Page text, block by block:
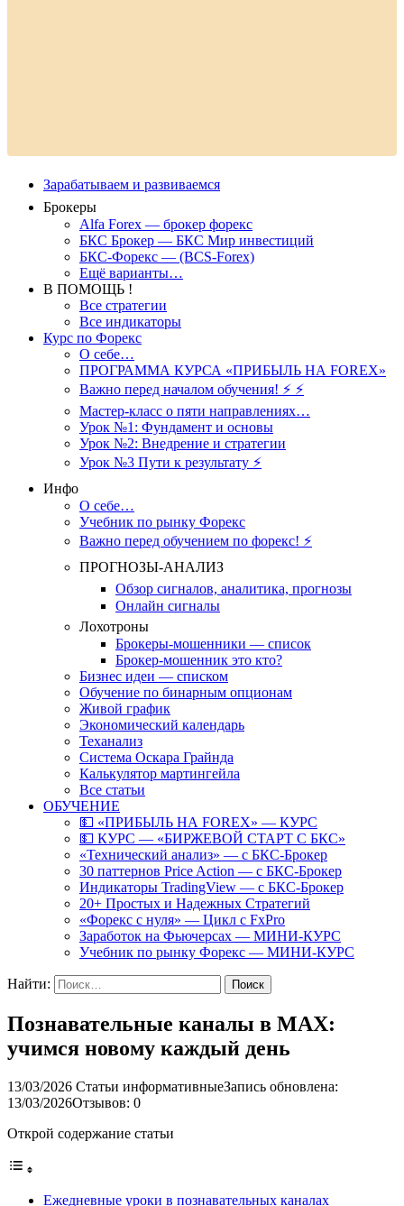
Зарабатываем и развиваемся
Брокеры
Alfa Forex — брокер форекс
БКС Брокер — БКС Мир инвестиций
БКС-Форекс — (BCS-Forex)
Ещё варианты…
В ПОМОЩЬ !
Все стратегии
Все индикаторы
Курс по Форекс
О себе…
ПРОГРАММА КУРСА «ПРИБЫЛЬ НА FOREX»
Важно перед началом обучения! ⚡ ⚡
Мастер-класс о пяти направлениях…
Урок №1: Фундамент и основы
Урок №2: Внедрение и стратегии
Урок №3 Пути к результату ⚡️
Инфо
О себе…
Учебник по рынку Форекс
Важно перед обучением по форекс! ⚡
ПРОГНОЗЫ-АНАЛИЗ
Обзор сигналов, аналитика, прогнозы
Онлайн сигналы
Лохотроны
Брокеры-мошенники — список
Брокер-мошенник это кто?
Бизнес идеи — списком
Обучение по бинарным опционам
Живой график
Экономический календарь
Теханализ
Система Оскара Грайнда
Калькулятор мартингейла
Все статьи
ОБУЧЕНИЕ
💵 «ПРИБЫЛЬ НА FOREX» — КУРС
💵 КУРС — «БИРЖЕВОЙ СТАРТ С БКС»
«Технический анализ» — с БКС-Брокер
30 паттернов Price Action — с БКС-Брокер
Индикаторы TradingView — с БКС-Брокер
20+ Простых и Надежных Стратегий
«Форекс с нуля» — Цикл с FxPro
Заработок на Фьючерсах — МИНИ-КУРС
Учебник по рынку Форекс — МИНИ-КУРС
Найти:
Познавательные каналы в MAX:
учимся новому каждый день
13/03/2026 Статьи информативныеЗапись обновлена:
13/03/2026Отзывов: 0
Открой содержание статьи
Ежедневные уроки в познавательных каналах